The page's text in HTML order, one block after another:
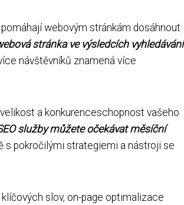
webovým stránkám dosáhnout
stránka ve výsledcích vyhledávání
návštěvníků znamená více
a konkurenceschopnost vašeho
služby můžete očekávat měsíční
s pokročilými strategiemi a nástroji se
slov, on-page optimalizace